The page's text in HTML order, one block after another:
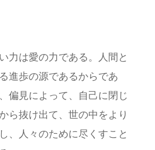
力は愛の力である。人間と
進歩の源であるからであ
偏見によって、自己に閉じ
ら抜け出て、世の中をより
、人々のために尽くすこと